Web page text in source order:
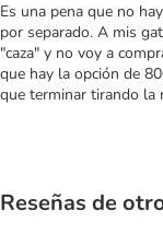
Es una pena que no
por separado. A mis
"caza" y no voy a
que hay la opción de
que terminar tirando la
Reseñas de